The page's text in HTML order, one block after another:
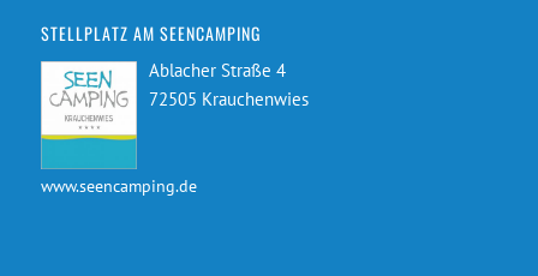
STELLPLATZ AM SEENCAMPING
Ablacher Straße 4
72505 Krauchenwies
www.seencamping.de